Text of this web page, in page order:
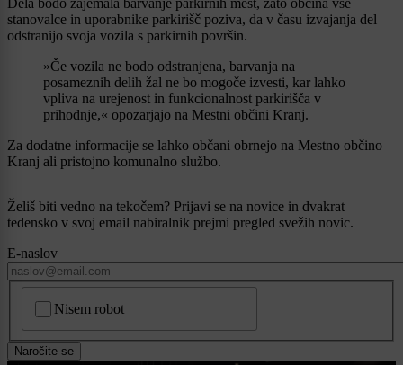
stanovalce in uporabnike parkirišč poziva, da v času izvajanja del
odstranijo svoja vozila s parkirnih površin.
»Če vozila ne bodo odstranjena, barvanja na
posameznih delih žal ne bo mogoče izvesti, kar lahko
vpliva na urejenost in funkcionalnost parkirišča v
prihodnje,« opozarjajo na Mestni občini Kranj.
Za dodatne informacije se lahko občani obrnejo na Mestno občino
Kranj ali pristojno komunalno službo.
Želiš biti vedno na tekočem? Prijavi se na novice in dvakrat
tedensko v svoj email nabiralnik prejmi pregled svežih novic.
E-naslov
Nisem robot
Naročite se